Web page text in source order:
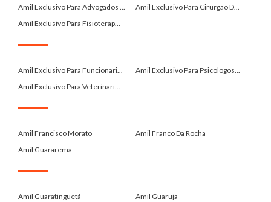
Amil Exclusivo Para Advogados ...
Amil Exclusivo Para Cirurgao D...
Amil Exclusivo Para Fisioterap...
Amil Exclusivo Para Funcionari...
Amil Exclusivo Para Psicologos...
Amil Exclusivo Para Veterinari...
Amil Francisco Morato
Amil Franco Da Rocha
Amil Guararema
Amil Guaratinguetá
Amil Guaruja